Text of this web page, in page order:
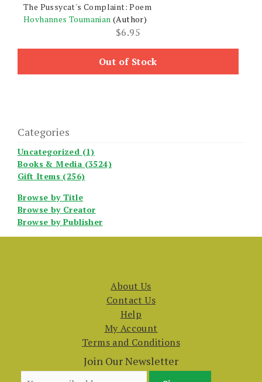
The Pussycat's Complaint: Poem
Hovhannes Toumanian (Author)
$6.95
Out of Stock
Categories
Uncategorized (1)
Books & Media (3524)
Gift Items (256)
Browse by Title
Browse by Creator
Browse by Publisher
About Us
Contact Us
Help
My Account
Terms and Conditions
Join Our Newsletter